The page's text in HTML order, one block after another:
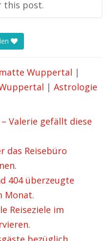
this post.
Wuppertal |
| Astrologie
Valerie gefällt diese
das Reisebüro
404 überzeugte
Monat.
Reiseziele im